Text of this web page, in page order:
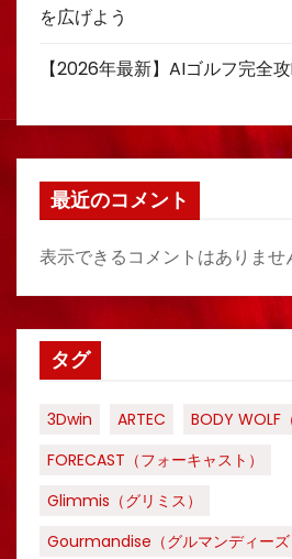
を広げよう
【2026年最新】AIゴルフ完全
最近のコメント
表示できるコメントはありませ
タグ
3Dwin ARTEC
BODY WOLF
FORECAST（フォーキャスト）
Glimmis（グリミス）
Gourmandise（グルマンディーズ